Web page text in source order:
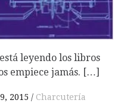
leyendo los libros
empiece jamás. […]
2015
Charcutería